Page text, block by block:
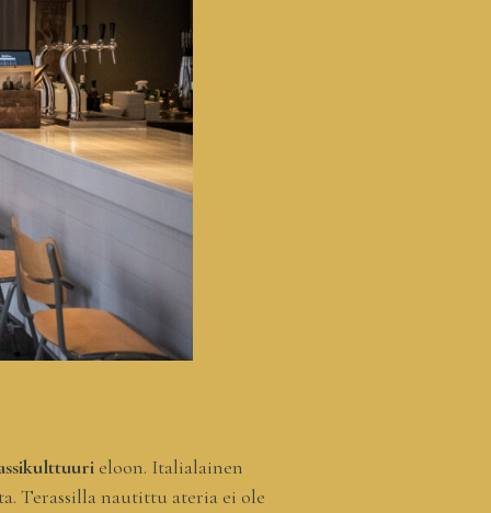
eloon. Italialainen
Terassilla nautittu ateria ei ole